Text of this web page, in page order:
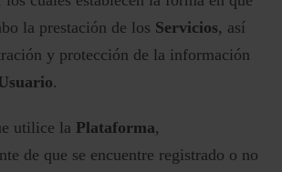
la prestación de los Servicios, así
y protección de la información
.
utilice la Plataforma,
de que se encuentre registrado o no